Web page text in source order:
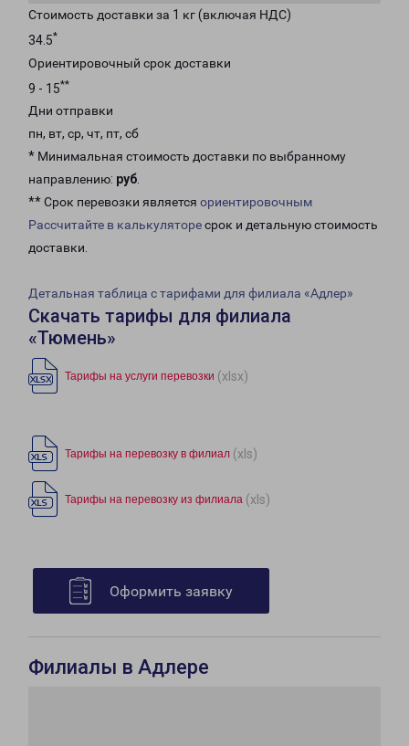
Стоимость доставки за 1 кг (включая НДС)
34.5*
Ориентировочный срок доставки
9 - 15**
Дни отправки
пн, вт, ср, чт, пт, сб
* Минимальная стоимость доставки по выбранному
направлению: руб.
** Срок перевозки является ориентировочным
Рассчитайте в калькуляторесрок и детальную стоимость
доставки.
Детальная таблица с тарифами для филиала «Адлер»
Скачать тарифы для филиала
«Тюмень»
Тарифы на услуги перевозки (xlsx)
Тарифы на перевозку в филиал (xls)
Тарифы на перевозку из филиала (xls)
Оформить заявку
Филиалы в Адлере